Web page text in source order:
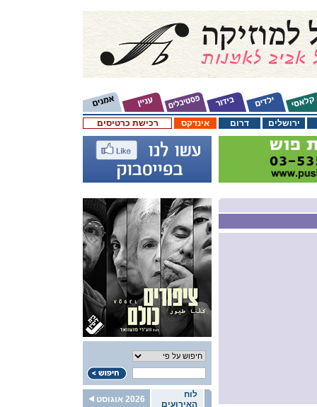
רכישת כרטיסים אינדקס דרום ירושלים
לוח
האירועים
2026 אוגוסט